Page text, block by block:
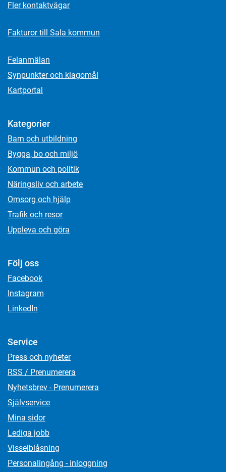
Fler kontaktvägar
Fakturor till Sala kommun
Felanmälan
Synpunkter och klagomål
Kartportal
Kategorier
Barn och utbildning
Bygga, bo och miljö
Kommun och politik
Näringsliv och arbete
Omsorg och hjälp
Trafik och resor
Uppleva och göra
Följ oss
Facebook
Instagram
LinkedIn
Service
Press och nyheter
RSS / Prenumerera
Nyhetsbrev - Prenumerera
Självservice
Mina sidor
Lediga jobb
Visselblåsning
Personalingång - inloggning